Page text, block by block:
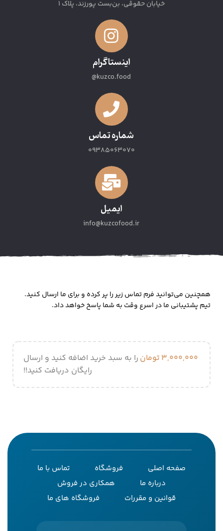
خیابان حقوقی، بن‌بست پورزند، پلاک 1
اینستاگرام
kuzco.food@
شماره تماس
09385063070
ایمیل
info@kuzcofood.ir
همچنین می‌توانید فرم تماس زیر را پر کرده و برای ما ارسال کنید.
تیم پشتیبانی ما در اسرع وقت به شما پاسخ خواهد داد.
۳,۰۰۰,۰۰۰ تومان را به سبد خرید اضافه کنید و ارسال
رایگان دریافت کنید!!
صفحه اصلی فروشگاه
تماس با ما
درباره ما
همکاری در فروش
قوانین و مقررات
فروشگاه های ما